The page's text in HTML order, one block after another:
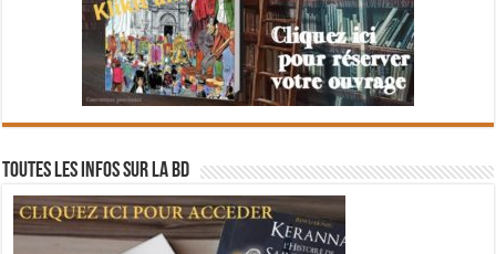
Toutes les infos sur la BD